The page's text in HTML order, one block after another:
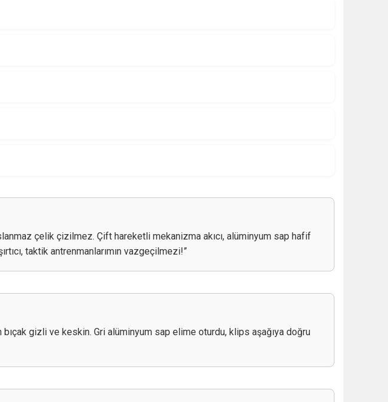
çelik çizilmez. Çift hareketli mekanizma akıcı, alüminyum sap hafif
taktik antrenmanlarımın vazgeçilmezi!”
bıçak gizli ve keskin. Gri alüminyum sap elime oturdu, klips aşağıya doğru